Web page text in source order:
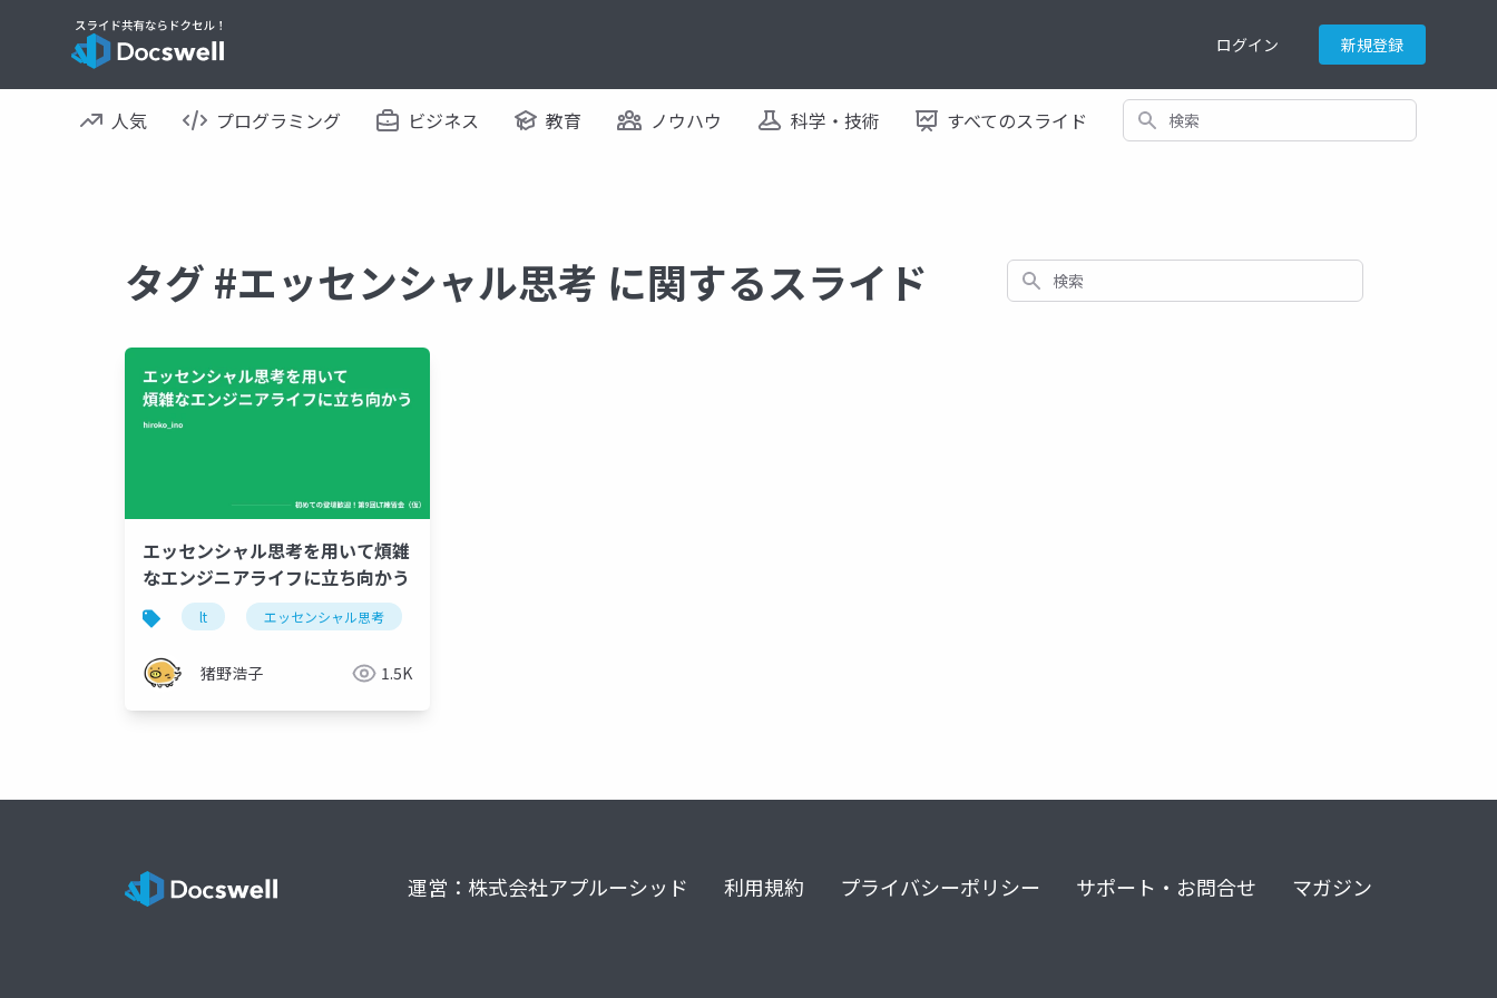
ログイン 新規登録
人気 プログラミング ビジネス 教育 ノウハウ 科学・技術 すべてのスライド 検索
タグ #エッセンシャル思考 に関するスライド 検索
エッセンシャル思考を用いて煩雑
なエンジニアライフに立ち向かう
lt エッセンシャル思考
猪野浩子 1.5K
運営：株式会社アプルーシッド 利用規約 プライバシーポリシー サポート・お問合せ マガジン